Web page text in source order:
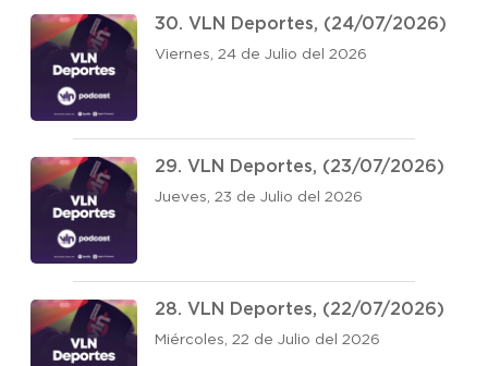
30. VLN Deportes, (24/07/2026)
Viernes, 24 de Julio del 2026
29. VLN Deportes, (23/07/2026)
Jueves, 23 de Julio del 2026
28. VLN Deportes, (22/07/2026)
Miércoles, 22 de Julio del 2026